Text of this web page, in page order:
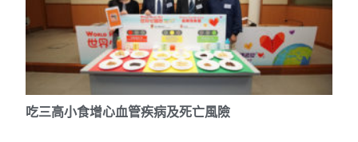
吃三高小食增心血管疾病及死亡風險